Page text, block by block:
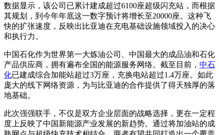
数据显示，该公司已累计建成超过6100座超级闪充站，而根据
其规划，到今年年底这一数字预计将增长至20000座。这种飞
快的扩张速度，反映出比亚迪在充电基础设施领域投入的决心
和执行力。
中国石化作为世界第一大炼油公司、中国最大的成品油和石化
产品供应商，拥有遍布全国的能源服务网络。截至目前， 中石
化已建成综合加能站超过3万座，充换电站超过1.4万座。如此
庞大的线下网络资源，为与比亚迪的合作提供了得天独厚的落
地基础。
此次强强联手，不仅是双方企业层面的战略选择，更在一定程
度上反映了中国新能源产业发展的新趋势。通过将加油站的成